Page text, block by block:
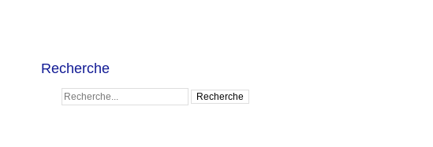
Recherche